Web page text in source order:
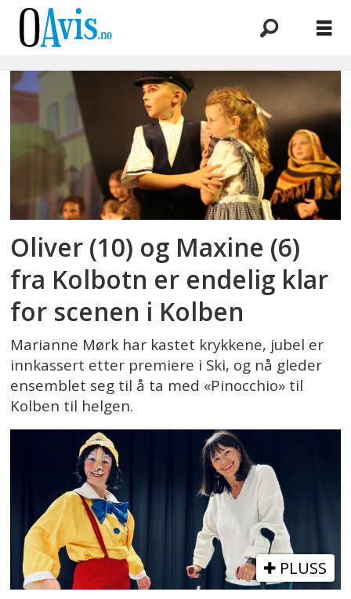
Emne:
pinocchio
Oliver (10) og Maxine (6)
fra Kolbotn er endelig klar
for scenen i Kolben
Marianne Mørk har kastet krykkene, jubel er
innkassert etter premiere i Ski, og nå gleder
ensemblet seg til å ta med «Pinocchio» til
Kolben til helgen.
PLUSS